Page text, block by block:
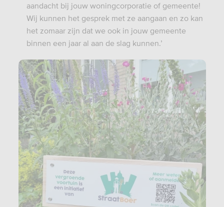
aandacht bij jouw woningcorporatie of gemeente!
Wij kunnen het gesprek met ze aangaan en zo kan
het zomaar zijn dat we ook in jouw gemeente
binnen een jaar al aan de slag kunnen.’